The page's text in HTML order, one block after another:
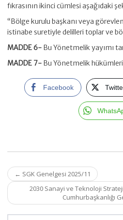
fıkrasının ikinci cümlesi aşağıdaki
“Bölge kurulu başkanı veya
istinabe suretiyle delilleri toplar ve
MADDE 6- Bu Yönetmelik yayımı
MADDE 7- Bu Yönetmelik
Facebook
Post
navigation
← SGK Genelgesi 2025/11
2030 Sanayi ve Teknoloji
Cumhurbaşkanlığı